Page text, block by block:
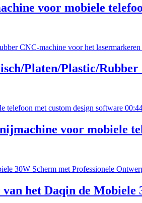
voor mobiele
Platen/Plastic/
voor mobiele
het Daqin de